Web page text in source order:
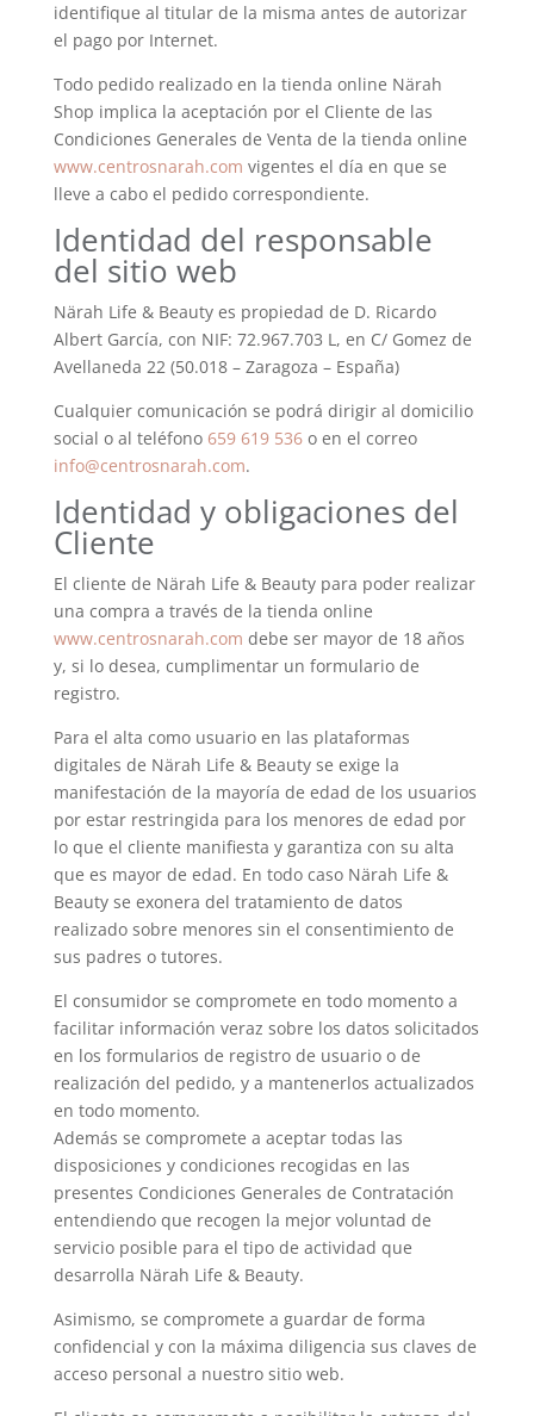
identifique al titular de la misma antes de autorizar
el pago por Internet.
Todo pedido realizado en la tienda online Närah
Shop implica la aceptación por el Cliente de las
Condiciones Generales de Venta de la tienda online
www.centrosnarah.com vigentes el día en que se
lleve a cabo el pedido correspondiente.
Identidad del responsable
del sitio web
Närah Life & Beauty es propiedad de D. Ricardo
Albert García, con NIF: 72.967.703 L, en C/ Gomez de
Avellaneda 22 (50.018 – Zaragoza – España)
Cualquier comunicación se podrá dirigir al domicilio
social o al teléfono 659 619 536o en el correo
info@centrosnarah.com.
Identidad y obligaciones del
Cliente
El cliente de Närah Life & Beauty para poder realizar
una compra a través de la tienda online
www.centrosnarah.com debe ser mayor de 18 años
y, si lo desea, cumplimentar un formulario de
registro.
Para el alta como usuario en las plataformas
digitales de Närah Life & Beauty se exige la
manifestación de la mayoría de edad de los usuarios
por estar restringida para los menores de edad por
lo que el cliente manifiesta y garantiza con su alta
que es mayor de edad. En todo caso Närah Life &
Beauty se exonera del tratamiento de datos
realizado sobre menores sin el consentimiento de
sus padres o tutores.
El consumidor se compromete en todo momento a
facilitar información veraz sobre los datos solicitados
en los formularios de registro de usuario o de
realización del pedido, y a mantenerlos actualizados
en todo momento.
Además se compromete a aceptar todas las
disposiciones y condiciones recogidas en las
presentes Condiciones Generales de Contratación
entendiendo que recogen la mejor voluntad de
servicio posible para el tipo de actividad que
desarrolla Närah Life & Beauty.
Asimismo, se compromete a guardar de forma
confidencial y con la máxima diligencia sus claves de
acceso personal a nuestro sitio web.